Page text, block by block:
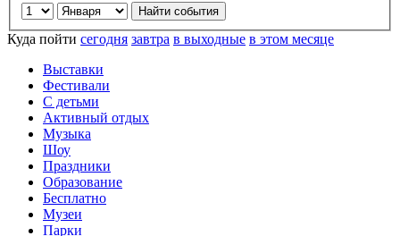
Куда пойти сегодня завтра в выходные в этом месяце
Выставки
Фестивали
С детьми
Активный отдых
Музыка
Шоу
Праздники
Образование
Бесплатно
Музеи
Парки